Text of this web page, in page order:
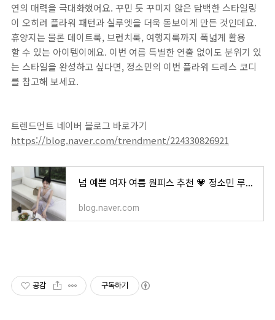
연의 매력을 극대화했어요. 꾸민 듯 꾸미지 않은 담백한 스타일링
이 오히려 플라워 패턴과 실루엣을 더욱 돋보이게 만든 것인데요.
휴양지는 물론 데이트룩, 브런치룩, 여행지룩까지 폭넓게 활용
할 수 있는 아이템이에요. 이번 여름 특별한 연출 없이도 분위기 있
는 스타일을 완성하고 싶다면, 정소민의 이번 플라워 드레스 코디
를 참고해 보세요.
트렌드먼트 네이버 블로그 바로가기
https://blog.naver.com/trendment/224330826921
넘 예쁜 여자 여름 원피스 추천 💗 정소민 루에브르 플라워 슬립 드레스 코디사진
blog.naver.com
공감 구독하기